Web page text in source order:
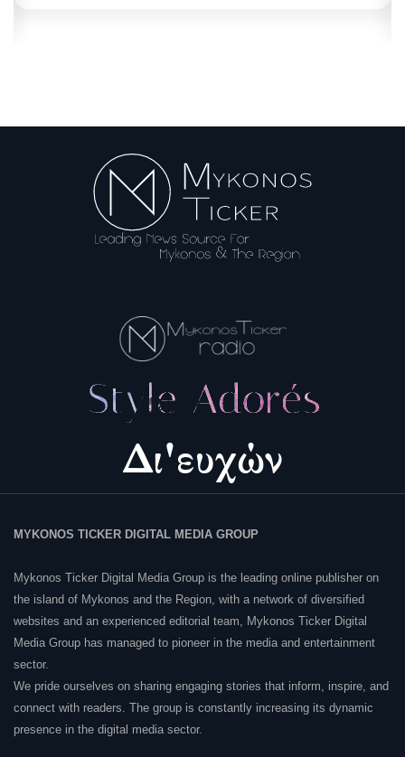
MYKONOS TICKER DIGITAL MEDIA GROUP
Mykonos Ticker Digital Media Group is the leading online publisher on
the island of Mykonos and the Region, with a network of diversified
websites and an experienced editorial team, Mykonos Ticker Digital
Media Group has managed to pioneer in the media and entertainment
sector.
We pride ourselves on sharing engaging stories that inform, inspire, and
connect with readers. The group is constantly increasing its dynamic
presence in the digital media sector.